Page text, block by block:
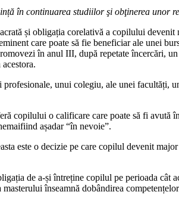
în continuarea studiilor şi obţinerea unor
și obligația corelativă a copilului
care poate să fie beneficiar ale unei
în anul III, după repetate încercări,
unui colegiu, ale unei facultăți,
copilului o calificare care poate să fi
așadar “în nevoie”.
este o decizie pe care copilul devenit
de a-și întreține copilul pe perioada cât
înseamnă dobândirea